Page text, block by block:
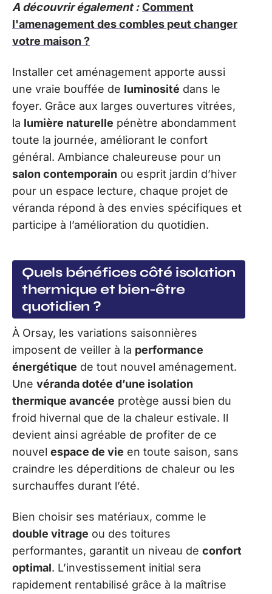
A découvrir également : Comment
l'amenagement des combles peut changer
votre maison ?
Installer cet aménagement apporte aussi
une vraie bouffée de luminosité dans le
foyer. Grâce aux larges ouvertures vitrées,
la lumière naturelle pénètre abondamment
toute la journée, améliorant le confort
général. Ambiance chaleureuse pour un
salon contemporain ou esprit jardin d’hiver
pour un espace lecture, chaque projet de
véranda répond à des envies spécifiques et
participe à l’amélioration du quotidien.
Quels bénéfices côté isolation
thermique et bien-être
quotidien ?
À Orsay, les variations saisonnières
imposent de veiller à la performance
énergétique de tout nouvel aménagement.
Une véranda dotée d’une isolation
thermique avancée protège aussi bien du
froid hivernal que de la chaleur estivale. Il
devient ainsi agréable de profiter de ce
nouvel espace de vie en toute saison, sans
craindre les déperditions de chaleur ou les
surchauffes durant l’été.
Bien choisir ses matériaux, comme le
double vitrage ou des toitures
performantes, garantit un niveau de confort
optimal. L’investissement initial sera
rapidement rentabilisé grâce à la maîtrise